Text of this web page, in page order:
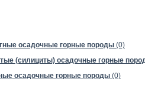
осадочные горные породы (0)
(силициты) осадочные горные
осадочные горные породы (0)